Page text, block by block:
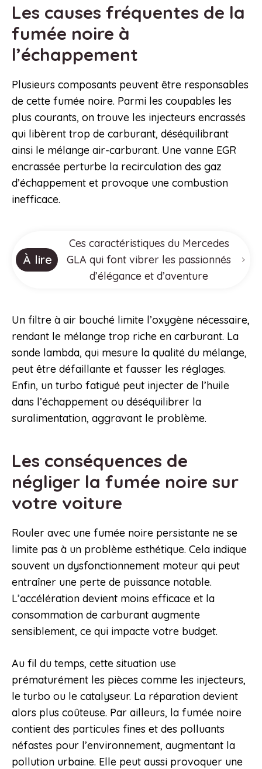
Les causes fréquentes de la
fumée noire à
l’échappement
Plusieurs composants peuvent être responsables
de cette fumée noire. Parmi les coupables les
plus courants, on trouve les injecteurs encrassés
qui libèrent trop de carburant, déséquilibrant
ainsi le mélange air-carburant. Une vanne EGR
encrassée perturbe la recirculation des gaz
d’échappement et provoque une combustion
inefficace.
À lire
Ces caractéristiques du Mercedes
GLA qui font vibrer les passionnés
d’élégance et d’aventure
Un filtre à air bouché limite l’oxygène nécessaire,
rendant le mélange trop riche en carburant. La
sonde lambda, qui mesure la qualité du mélange,
peut être défaillante et fausser les réglages.
Enfin, un turbo fatigué peut injecter de l’huile
dans l’échappement ou déséquilibrer la
suralimentation, aggravant le problème.
Les conséquences de
négliger la fumée noire sur
votre voiture
Rouler avec une fumée noire persistante ne se
limite pas à un problème esthétique. Cela indique
souvent un dysfonctionnement moteur qui peut
entraîner une perte de puissance notable.
L’accélération devient moins efficace et la
consommation de carburant augmente
sensiblement, ce qui impacte votre budget.
Au fil du temps, cette situation use
prématurément les pièces comme les injecteurs,
le turbo ou le catalyseur. La réparation devient
alors plus coûteuse. Par ailleurs, la fumée noire
contient des particules fines et des polluants
néfastes pour l’environnement, augmentant la
pollution urbaine. Elle peut aussi provoquer une